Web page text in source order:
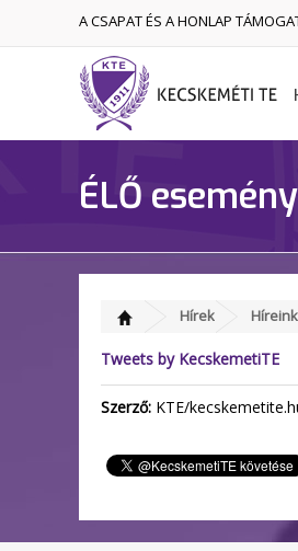
A CSAPAT ÉS A HONLAP
ÉLŐ
Hírek Híreink
Tweets by KecskemetiTE
Szerző: KTE/